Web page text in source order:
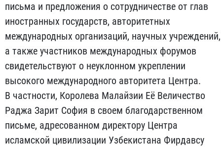
письма и предложения о сотрудничестве от глав
иностранных государств, авторитетных
международных организаций, научных учреждений,
а также участников международных форумов
свидетельствуют о неуклонном укреплении
высокого международного авторитета Центра.
В частности, Королева Малайзии Её Величество
Раджа Зарит София в своем благодарственном
письме, адресованном директору Центра
исламской цивилизации Узбекистана Фирдавсу